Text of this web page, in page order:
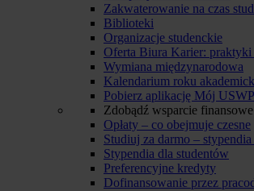
Zakwaterowanie na czas
Biblioteki
Organizacje studenckie
Oferta Biura Karier: praktyki
Wymiana międzynarodowa
Kalendarium roku
Pobierz aplikację Mój
Zdobądź wsparcie finansowe
Opłaty – co obejmuje czesne
Studiuj za darmo –
Stypendia dla studentów
Preferencyjne kredyty
Dofinansowanie przez